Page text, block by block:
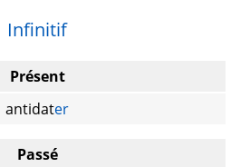
Infinitif
Présent
antidater
Passé